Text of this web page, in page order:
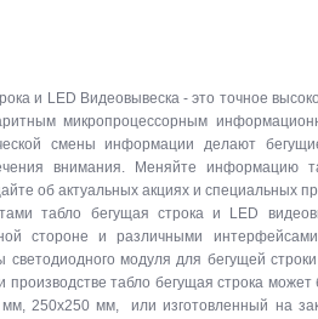
и LED Видеовывеска - это точное
микропроцессорным
смены информации делают
внимания. Меняйте информацию
об актуальных акциях и специальных
табло бегущая строка и LED
стороне и различными
модуля для бегущей
производстве табло бегущая строка
250х250 мм, или изготовленный на